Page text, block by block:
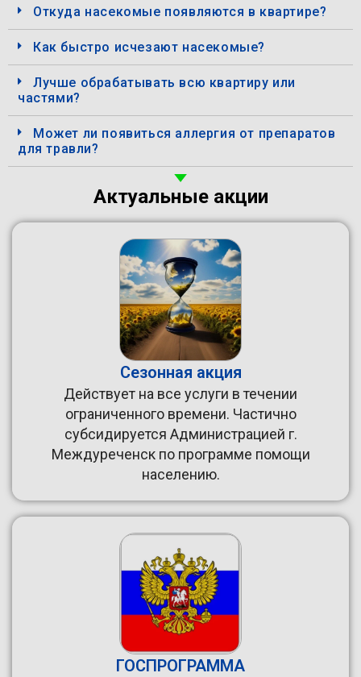
Откуда насекомые появляются в квартире?
Как быстро исчезают насекомые?
Лучше обрабатывать всю квартиру или
частями?
Может ли появиться аллергия от препаратов
для травли?
Актуальные акции
Сезонная акция
Действует на все услуги в течении
ограниченного времени. Частично
субсидируется Администрацией г.
Междуреченск по программе помощи
населению.
ГОСПРОГРАММА